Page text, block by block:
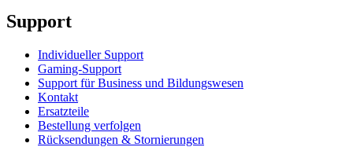
Support
Individueller Support
Gaming-Support
Support für Business und Bildungswesen
Kontakt
Ersatzteile
Bestellung verfolgen
Rücksendungen & Stornierungen